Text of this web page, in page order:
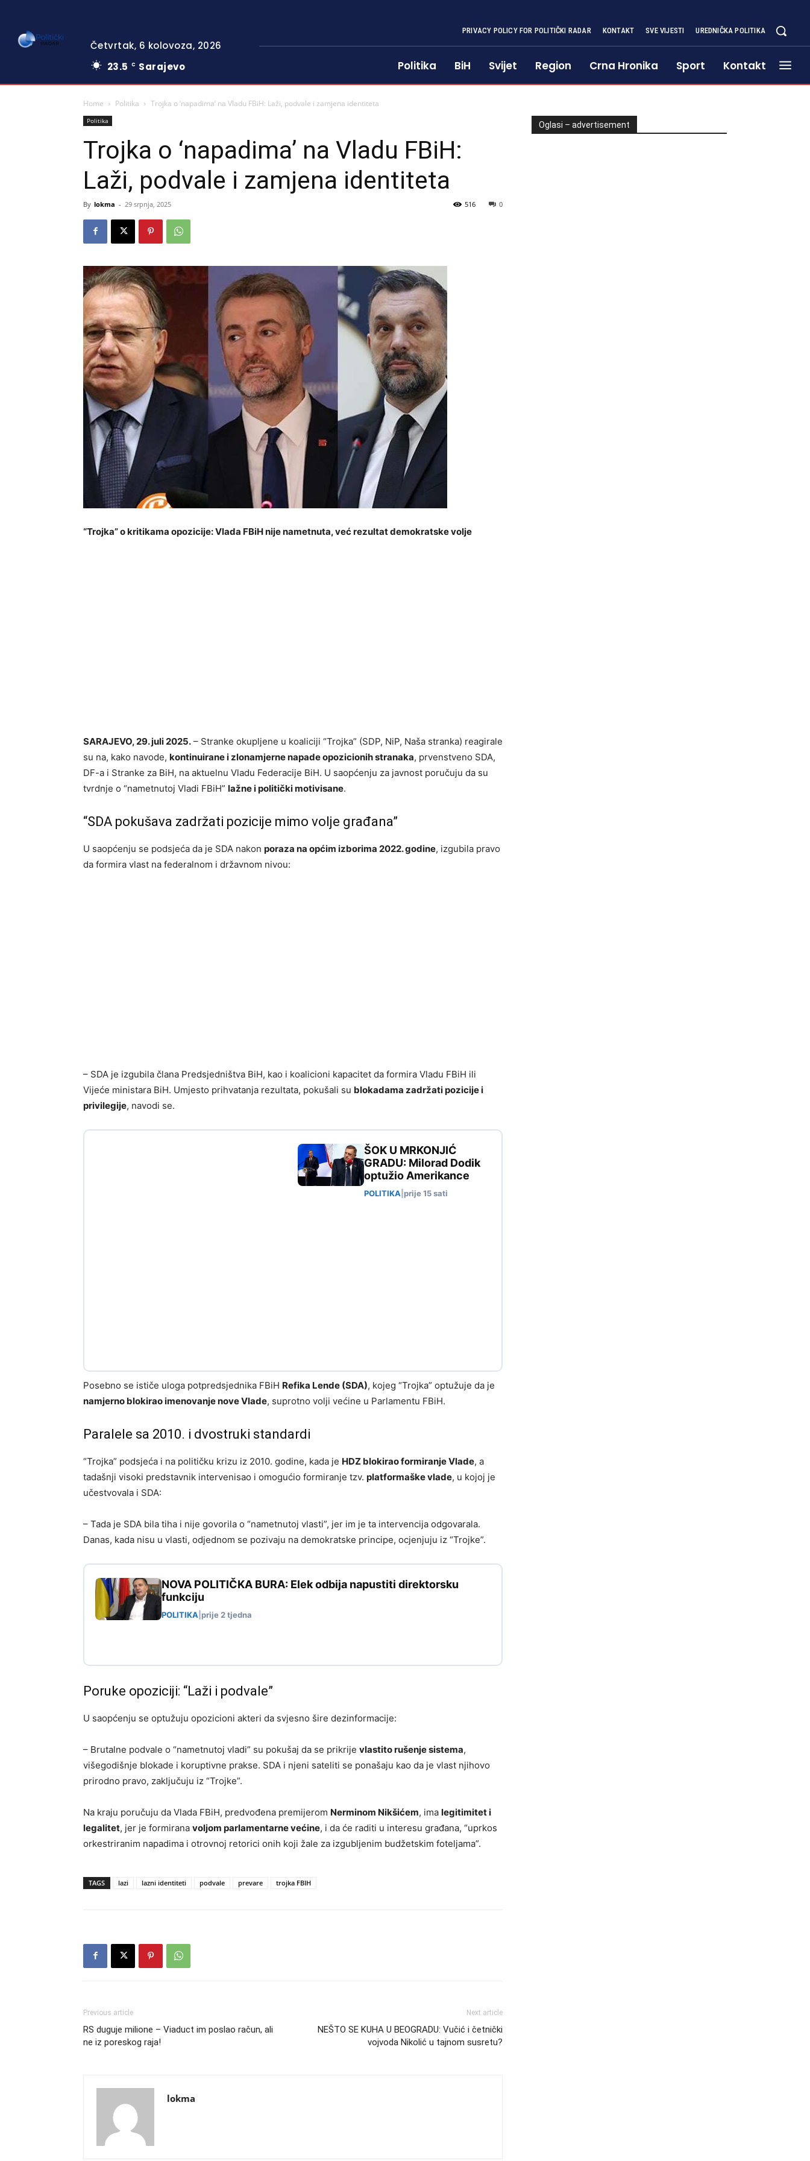
Četvrtak, 6 kolovoza, 2026
23.5
C Sarajevo
PRIVACY POLICY FOR POLITIČKI RADAR KONTAKT SVE VIJESTI UREDNIČKA POLITIKA
Politika BiH Svijet Region Crna Hronika Sport Kontakt
Home Politika Trojka o ‘napadima’ na Vladu FBiH: Laži, podvale i zamjena identiteta
Politika
Trojka o ‘napadima’ na Vladu FBiH:
Laži, podvale i zamjena identiteta
By lokma - 29 srpnja, 2025 0
516
“Trojka” o kritikama opozicije: Vlada FBiH nije nametnuta, već rezultat demokratske volje
SARAJEVO, 29. juli 2025. – Stranke okupljene u koaliciji “Trojka” (SDP, NiP, Naša stranka) reagirale
su na, kako navode, kontinuirane i zlonamjerne napade opozicionih stranaka, prvenstveno SDA,
DF-a i Stranke za BiH, na aktuelnu Vladu Federacije BiH. U saopćenju za javnost poručuju da su
tvrdnje o “nametnutoj Vladi FBiH” lažne i politički motivisane.
“SDA pokušava zadržati pozicije mimo volje građana”
U saopćenju se podsjeća da je SDA nakon poraza na općim izborima 2022. godine, izgubila pravo
da formira vlast na federalnom i državnom nivou:
– SDA je izgubila člana Predsjedništva BiH, kao i koalicioni kapacitet da formira Vladu FBiH ili
Vijeće ministara BiH. Umjesto prihvatanja rezultata, pokušali su blokadama zadržati pozicije i
privilegije, navodi se.
ŠOK U MRKONJIĆ
GRADU: Milorad Dodik
optužio Amerikance
POLITIKA prije 15 sati
Posebno se ističe uloga potpredsjednika FBiH Refika Lende (SDA), kojeg “Trojka” optužuje da je
namjerno blokirao imenovanje nove Vlade, suprotno volji većine u Parlamentu FBiH.
Paralele sa 2010. i dvostruki standardi
“Trojka” podsjeća i na političku krizu iz 2010. godine, kada je HDZ blokirao formiranje Vlade, a
tadašnji visoki predstavnik intervenisao i omogućio formiranje tzv. platformaške vlade, u kojoj je
učestvovala i SDA:
– Tada je SDA bila tiha i nije govorila o “nametnutoj vlasti”, jer im je ta intervencija odgovarala.
Danas, kada nisu u vlasti, odjednom se pozivaju na demokratske principe, ocjenjuju iz “Trojke”.
NOVA POLITIČKA BURA: Elek odbija napustiti direktorsku
funkciju
POLITIKA prije 2 tjedna
Poruke opoziciji: “Laži i podvale”
U saopćenju se optužuju opozicioni akteri da svjesno šire dezinformacije:
– Brutalne podvale o “nametnutoj vladi” su pokušaj da se prikrije vlastito rušenje sistema,
višegodišnje blokade i koruptivne prakse. SDA i njeni sateliti se ponašaju kao da je vlast njihovo
prirodno pravo, zaključuju iz “Trojke”.
Na kraju poručuju da Vlada FBiH, predvođena premijerom Nerminom Nikšićem, ima legitimitet i
legalitet, jer je formirana voljom parlamentarne većine, i da će raditi u interesu građana, “uprkos
orkestriranim napadima i otrovnoj retorici onih koji žale za izgubljenim budžetskim foteljama”.
TAGS lazi lazni identiteti podvale prevare trojka FBIH
Previous article
RS duguje milione – Viaduct im poslao račun, ali
ne iz poreskog raja!
Next article
NEŠTO SE KUHA U BEOGRADU: Vučić i četnički
vojvoda Nikolić u tajnom susretu?
lokma
Oglasi – advertisement